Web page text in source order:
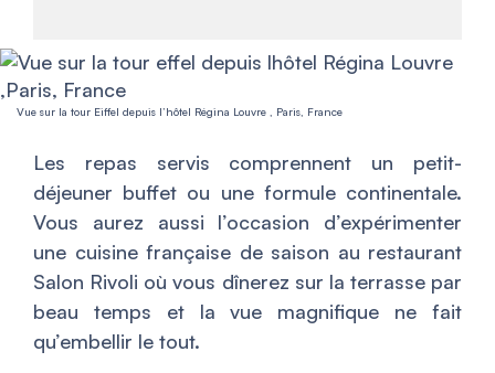
Vue sur la tour Eiffel depuis l’hôtel Régina Louvre , Paris, France
Les repas servis comprennent un petit-
déjeuner buffet ou une formule continentale.
Vous aurez aussi l’occasion d’expérimenter
une cuisine française de saison au restaurant
Salon Rivoli où vous dînerez sur la terrasse par
beau temps et la vue magnifique ne fait
qu’embellir le tout.